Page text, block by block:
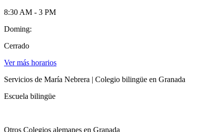
8:30 AM - 3 PM
Doming:
Cerrado
Ver más horarios
Servicios de María Nebrera | Colegio bilingüe en Granada
Escuela bilingüe
Otros Colegios alemanes en Granada